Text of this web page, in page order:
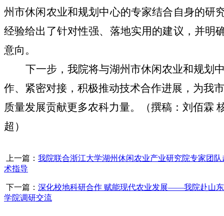
州市休闲农业和规划中心的专家结合自身的研
经验给出了针对性强、落地实用的建议，并明
意向。
下一步，我院将与湖州市休闲农业和规划
作、紧密对接， 积极推动技术合作进展 ， 为我
质量发展贡献更多农科力量。（撰稿：刘佰霖
超）
上一篇： 我院联合浙江大学湖州休闲农业产业研究院专家团
术指导
下一篇： 深化校地科研合作 赋能现代农业发展——我院赴山
学院调研交流